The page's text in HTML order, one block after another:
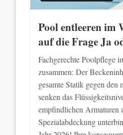
Pool entleeren
auf die Frage Ja
Fachgerechte Poolpflege
zusammen: Der
gesamte Statik gegen den
senken das
empfindlichen Armaturen
Spezialabdeckung